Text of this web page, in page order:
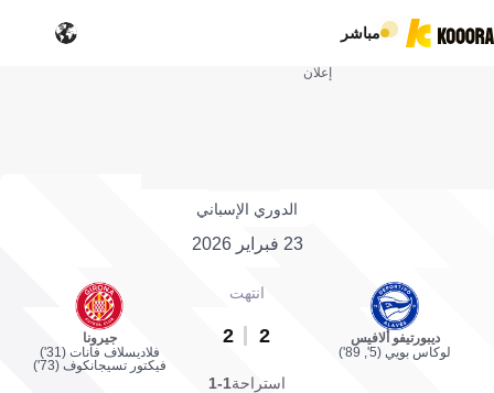
مباشر
إعلان
الدوري الإسباني
23 فبراير 2026
ديبورتيفو ألافيس
لوكاس بويي (5', 89')
انتهت
2
2
جيرونا
فلاديسلاف فانات (31')
فيكتور تسيجانكوف (73')
استراحة1-1